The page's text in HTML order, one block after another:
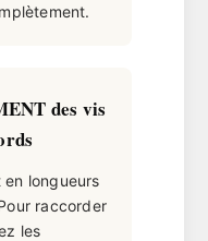
des vis
longueurs
raccorder
les